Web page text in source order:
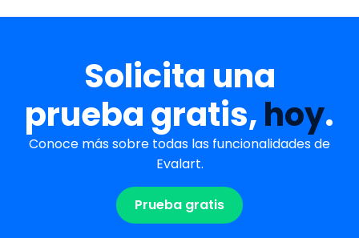
Solicita una
prueba gratis,hoy.
Conoce más sobre todas las funcionalidades de
Evalart.
Prueba gratis